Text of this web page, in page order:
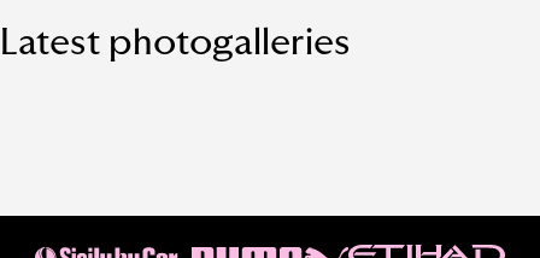
Latest photogalleries